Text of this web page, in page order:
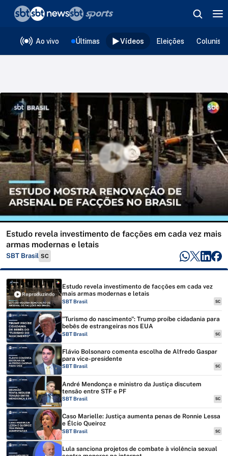
Ao vivo Últimas Vídeos Eleições
Estudo revela investimento de facções em cada vez mais
armas modernas e letais
SBT Brasil SC
Reproduzindo
Estudo revela investimento de facções em cada vez
mais armas modernas e letais
SBT Brasil SC
"Turismo do nascimento": Trump proíbe cidadania para
bebês de estrangeiras nos EUA
SBT Brasil SC
Flávio Bolsonaro comenta escolha de Alfredo Gaspar
para vice-presidente
SBT Brasil SC
André Mendonça e ministro da Justiça discutem
tensão entre STF e PF
SBT Brasil SC
Caso Marielle: Justiça aumenta penas de Ronnie Lessa
e Élcio Queiroz
SBT Brasil SC
Lula sanciona projetos de combate à violência sexual
❮voltar
Editorias